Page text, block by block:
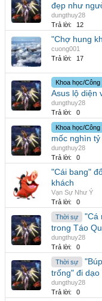
đẹp như
dungthuy28
Trả lời:
12
"Chợ hung
cuong001
Trả lời:
17
Khoa học/Công
Asus lộ diện
dungthuy28
Trả lời:
0
Khoa học/Công
mốc nghìn
dungthuy28
Trả lời:
0
"Cái bang"
khách
Vạn Sự Như Ý
Trả lời:
0
Thời sự
"Cá
trong Táo
dungthuy28
Trả lời:
0
Thời sự
trống" đi
dungthuy28
Trả lời:
0